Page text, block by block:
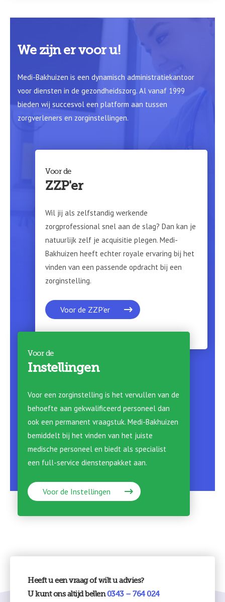
We zijn er voor u!
Medi-Bakhuizen is een dynamisch administratiekantoor
voor diensten in de gezondheidszorg. Al vanaf 1999
bieden wij succesvol een platform aan tussen
zorgverleners en zorginstellingen.
Voor de
ZZP'er
Wil jij als zelfstandig werkende
zorgprofessional snel aan de slag? Dan kan je
natuurlijk zelf je acquisitie plegen. Medi-
Bakhuizen heeft echter royale ervaring bij het
vinden van een passende opdracht bij een
zorginstelling.
Voor de ZZP’er
Voor de
Instellingen
Voor een zorginstelling is het vervullen van de
behoefte aan gekwalificeerd personeel dan
ook een permanent vraagstuk. Medi-Bakhuizen
bemiddelt bij het vinden van het juiste
medische personeel en biedt als specialist
een full-service dienstenpakket aan.
Voor de Instellingen
Heeft u een vraag of wilt u advies?
U kunt ons altijd bellen0343 – 764 024